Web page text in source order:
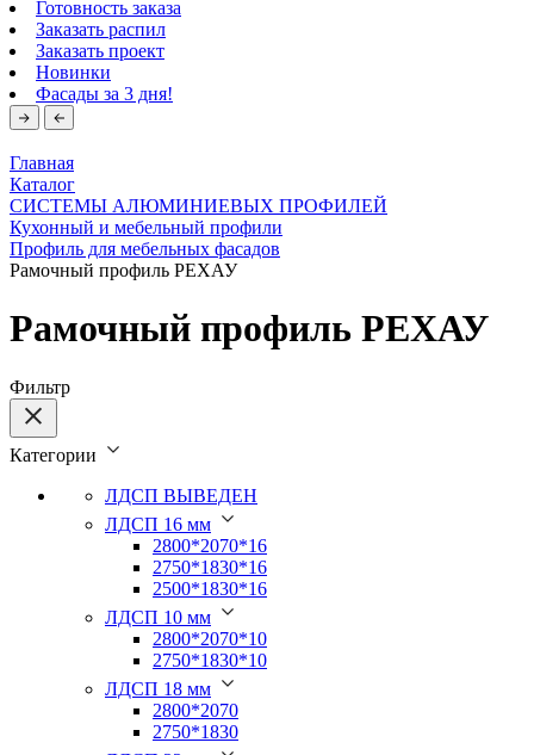
Готовность заказа
Заказать распил
Заказать проект
Новинки
Фасады за 3 дня!
Главная
Каталог
СИСТЕМЫ АЛЮМИНИЕВЫХ ПРОФИЛЕЙ
Кухонный и мебельный профили
Профиль для мебельных фасадов
Рамочный профиль РЕХАУ
Рамочный профиль РЕХАУ
Фильтр
Категории
ЛДСП ВЫВЕДЕН
ЛДСП 16 мм
2800*2070*16
2750*1830*16
2500*1830*16
ЛДСП 10 мм
2800*2070*10
2750*1830*10
ЛДСП 18 мм
2800*2070
2750*1830